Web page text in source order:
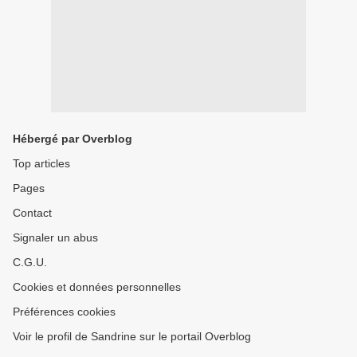
Hébergé par Overblog
Top articles
Pages
Contact
Signaler un abus
C.G.U.
Cookies et données personnelles
Préférences cookies
Voir le profil de Sandrine sur le portail Overblog